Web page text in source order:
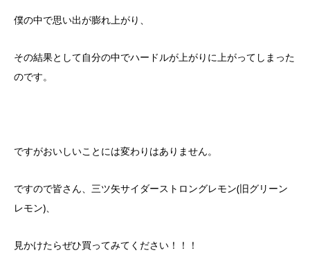
僕の中で思い出が膨れ上がり、
その結果として自分の中でハードルが上がりに上がってしまった
のです。
ですがおいしいことには変わりはありません。
ですので皆さん、三ツ矢サイダーストロングレモン(旧グリーン
レモン)、
見かけたらぜひ買ってみてください！！！